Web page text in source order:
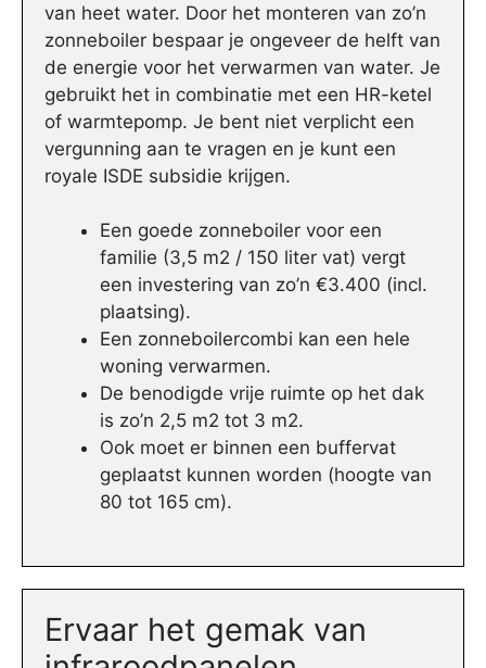
van heet water. Door het monteren van zo’n
zonneboiler bespaar je ongeveer de helft van
de energie voor het verwarmen van water. Je
gebruikt het in combinatie met een HR-ketel
of warmtepomp. Je bent niet verplicht een
vergunning aan te vragen en je kunt een
royale ISDE subsidie krijgen.
Een goede zonneboiler voor een
familie (3,5 m2 / 150 liter vat) vergt
een investering van zo’n €3.400 (incl.
plaatsing).
Een zonneboilercombi kan een hele
woning verwarmen.
De benodigde vrije ruimte op het dak
is zo’n 2,5 m2 tot 3 m2.
Ook moet er binnen een buffervat
geplaatst kunnen worden (hoogte van
80 tot 165 cm).
Ervaar het gemak van